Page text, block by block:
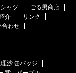
ャツ
ごる男商店
介
リンク
合わせ
沙 缶バッジ